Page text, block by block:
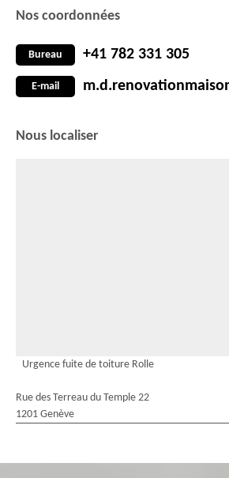
Nos coordonnées
Bureau +41 782 331 305
E-mail
Nous localiser
Urgence fuite de toiture Rolle
Rue des Terreau du Temple 22
1201 Genève